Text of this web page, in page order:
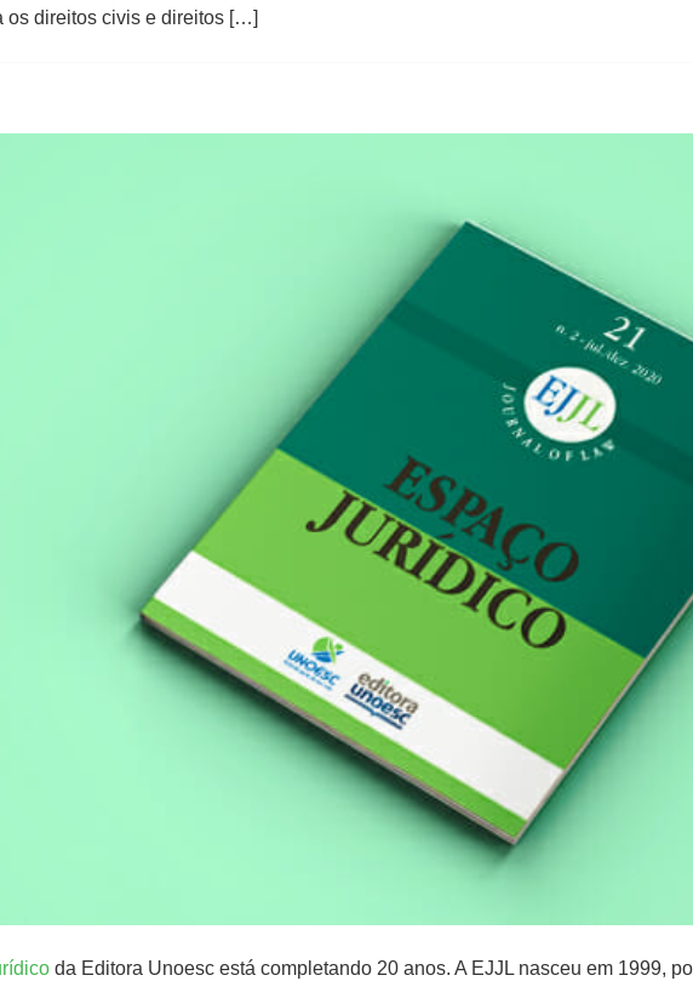
os direitos civis e direitos […]
da Editora Unoesc está completando 20 anos. A EJJL nasceu em 1999,